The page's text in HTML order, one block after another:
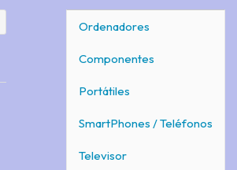
Ordenadores
Componentes
Portátiles
SmartPhones / Teléfonos
Televisor